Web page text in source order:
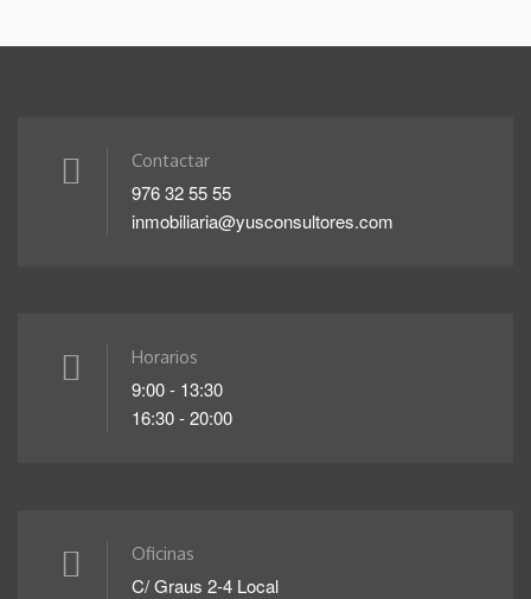
Contactar
976 32 55 55
inmobiliaria@yusconsultores.com
Horarios
9:00 - 13:30
16:30 - 20:00
Oficinas
C/ Graus 2-4 Local